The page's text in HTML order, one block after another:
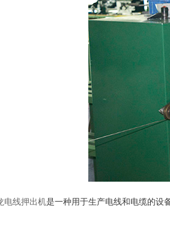
电线押出机是一种用于生产电线和电缆的设